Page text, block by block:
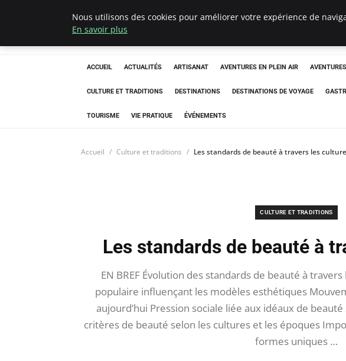
Correze Co
ACCUEIL ACTUALITÉS ARTISANAT AVENTURES EN PLEIN AIR
CULTURE ET TRADITIONS DESTINATIONS DESTINATIONS DE VOYAGE
TOURISME VIE PRATIQUE ÉVÉNEMENTS
Accueil Culture et traditions Les standards de beauté à travers les
CULTURE ET TRADITIONS
Les standards de beauté à
EN BREF Évolution des standards de beauté à
populaire influençant les modèles esthétiques
aujourd’hui Pression sociale liée aux idéaux de
critères de beauté selon les cultures et les époques
formes uniques …
Nous utilisons des cookies pour améliorer votre expérience de
En savoir plus